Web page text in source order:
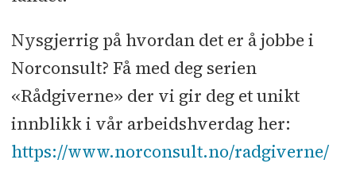
Nysgjerrig på hvordan det er å jobbe i
Norconsult? Få med deg serien
«Rådgiverne» der vi gir deg et unikt
innblikk i vår arbeidshverdag her:
https://www.norconsult.no/radgiverne/